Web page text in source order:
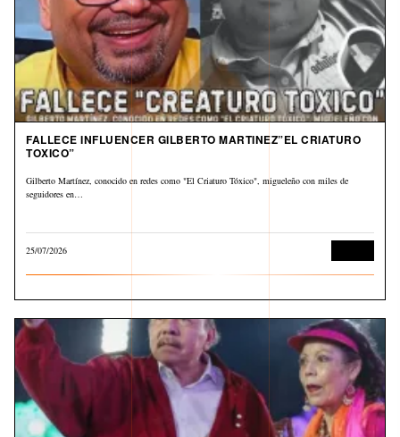
FALLECE INFLUENCER GILBERTO MARTINEZ”EL CRIATURO
TOXICO”
Gilberto Martínez, conocido en redes como "El Criaturo Tóxico", migueleño con miles de
seguidores en…
25/07/2026